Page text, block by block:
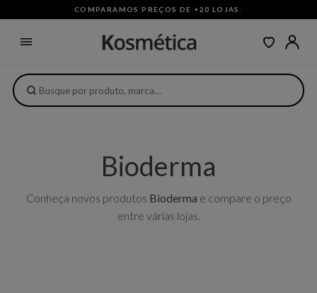
COMPARAMOS PREÇOS DE +20 LOJAS ·
Bioderma
Conheça novos produtos Bioderma e compare o preço
entre várias lojas.